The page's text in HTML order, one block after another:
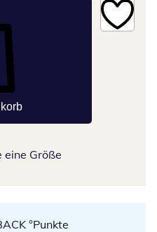
eine Größe
°Punkte